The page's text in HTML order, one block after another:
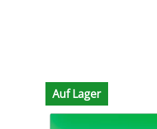
Auf Lager